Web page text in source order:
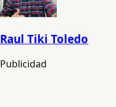
Raul Tiki Toledo
Publicidad